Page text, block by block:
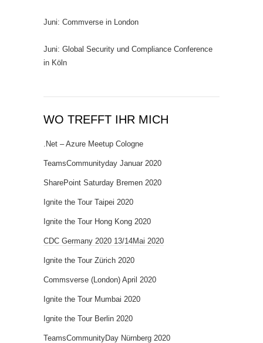
Juni: Commverse in London
Juni: Global Security und Compliance Conference
in Köln
WO TREFFT IHR MICH
.Net – Azure Meetup Cologne
TeamsCommunityday Januar 2020
SharePoint Saturday Bremen 2020
Ignite the Tour Taipei 2020
Ignite the Tour Hong Kong 2020
CDC Germany 2020 13/14Mai 2020
Ignite the Tour Zürich 2020
Commsverse (London) April 2020
Ignite the Tour Mumbai 2020
Ignite the Tour Berlin 2020
TeamsCommunityDay Nürnberg 2020